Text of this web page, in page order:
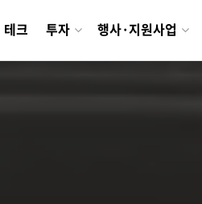
테크 투자 행사·지원사업